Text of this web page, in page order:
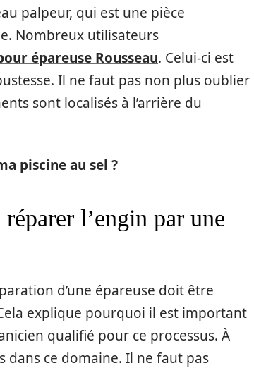
palpeur, qui est une pièce
Nombreux utilisateurs
épareuse Rousseau. Celui-ci est
Il ne faut pas non plus oublier
sont localisés à l’arrière du
piscine au sel ?
l’engin par une
d’une épareuse doit être
explique pourquoi il est important
qualifié pour ce processus. À
dans ce domaine. Il ne faut pas